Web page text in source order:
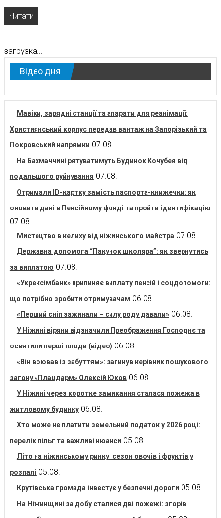
Читати
загрузка...
Відео дня
Мавіки, зарядні станції та апарати для реанімації:
Християнський корпус передав вантаж на Запорізький та
Покровський напрямки 07.08.
На Бахмаччині рятуватимуть Будинок Кочубея від
подальшого руйнування 07.08.
Отримали ID-картку замість паспорта-книжечки: як
оновити дані в Пенсійному фонді та пройти ідентифікацію
07.08.
Мистецтво в келиху від ніжинського майстра 07.08.
Державна допомога “Пакунок школяра”: як звернутись
за виплатою 07.08.
«Укрексімбанк» припиняє виплату пенсій і соцдопомоги:
що потрібно зробити отримувачам 06.08.
«Перший сніп зажинали – силу роду давали» 06.08.
У Ніжині віряни відзначили Преображення Господнє та
освятили перші плоди (відео) 06.08.
«Він воював із забуттям»: загинув керівник пошукового
загону «Плацдарм» Олексій Юков 06.08.
У Ніжині через коротке замикання сталася пожежа в
житловому будинку 06.08.
Хто може не платити земельний податок у 2026 році:
перелік пільг та важливі нюанси 05.08.
Літо на ніжинському ринку: сезон овочів і фруктів у
розпалі 05.08.
Крутівська громада інвестує у безпечні дороги 05.08.
На Ніжинщині за добу сталися дві пожежі: згорів